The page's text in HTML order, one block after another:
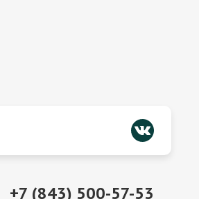
+7 (843) 500-57-53